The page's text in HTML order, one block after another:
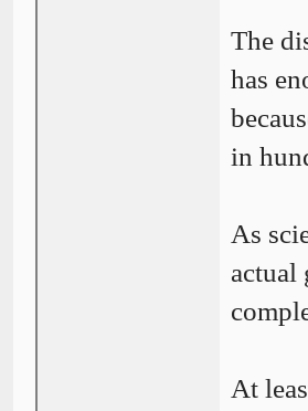
The
has
in
As
actual
At